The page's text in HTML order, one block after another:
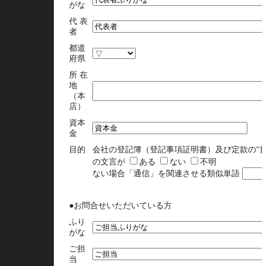
がな
代 表
者
都道
府県
所 在
地
（本
店）
資本
金
目的
会社の登記簿（登記事項証明書）及び定款の
の文言が
ある ない
不明
ない場合「通信」を関連させる類似単語
●お問合せいただいている方
ふり
がな
ご担
当